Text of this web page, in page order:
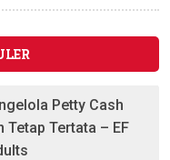
Petty Cash
Tetap Tertata – EF